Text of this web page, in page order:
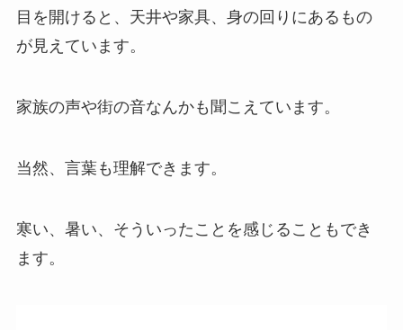
目を開けると、天井や家具、身の回りにあるもの
が見えています。
家族の声や街の音なんかも聞こえています。
当然、言葉も理解できます。
寒い、暑い、そういったことを感じることもでき
ます。